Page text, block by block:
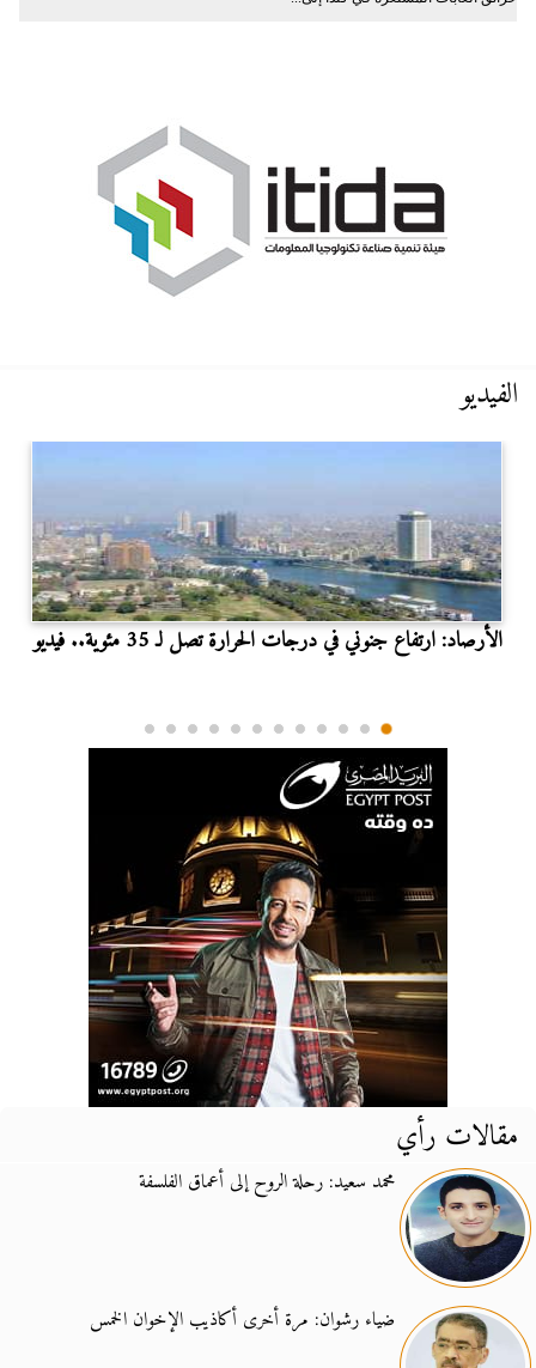
الفيديو
الأرصاد: ارتفاع جنوني في درجات الحرارة تصل لـ 35 مئوية.. فيديو
مقالات رأي
محمد سعيد: رحلة الروح إلى أعماق الفلسفة
ضياء رشوان: مرة أخرى أكاذيب الإخوان الخمس